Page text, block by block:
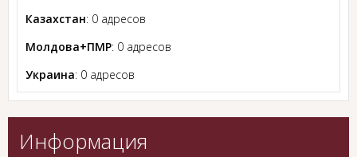
Казахстан: 0 адресов
Молдова+ПМР: 0 адресов
Украина: 0 адресов
Информация